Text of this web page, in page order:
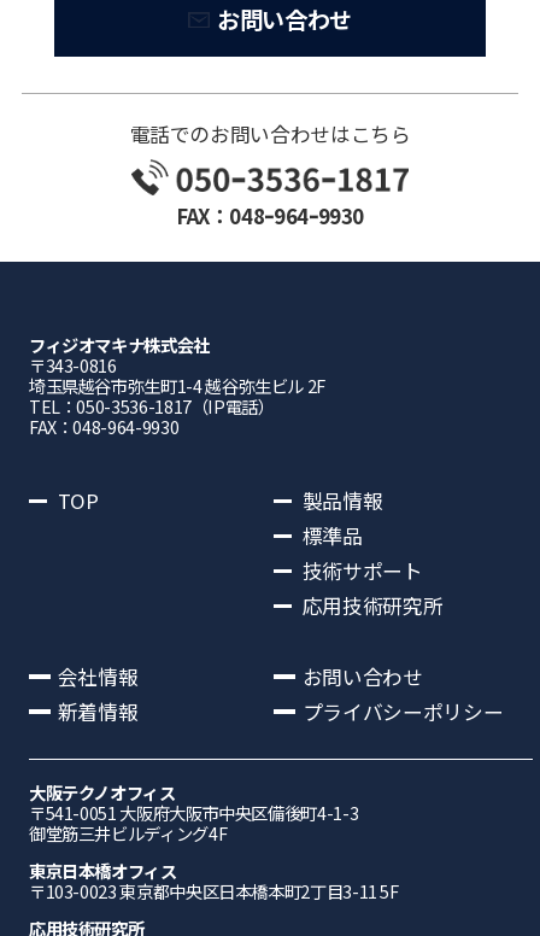
お問い合わせ
電話でのお問い合わせはこちら
FAX：048ｰ964ｰ9930
フィジオマキナ株式会社
〒343-0816
埼⽟県越⾕市弥⽣町1-4 越⾕弥⽣ビル 2F
TEL：050-3536-1817（IP電話）
FAX：048-964-9930
TOP
製品情報
標準品
技術サポート
応用技術研究所
会社情報
新着情報
お問い合わせ
プライバシーポリシー
大阪テクノオフィス
〒541-0051 ⼤阪府⼤阪市中央区備後町4-1-3
御堂筋三井ビルディング4F
東京日本橋オフィス
〒103-0023 東京都中央区日本橋本町2丁目3-11 5F
応⽤技術研究所